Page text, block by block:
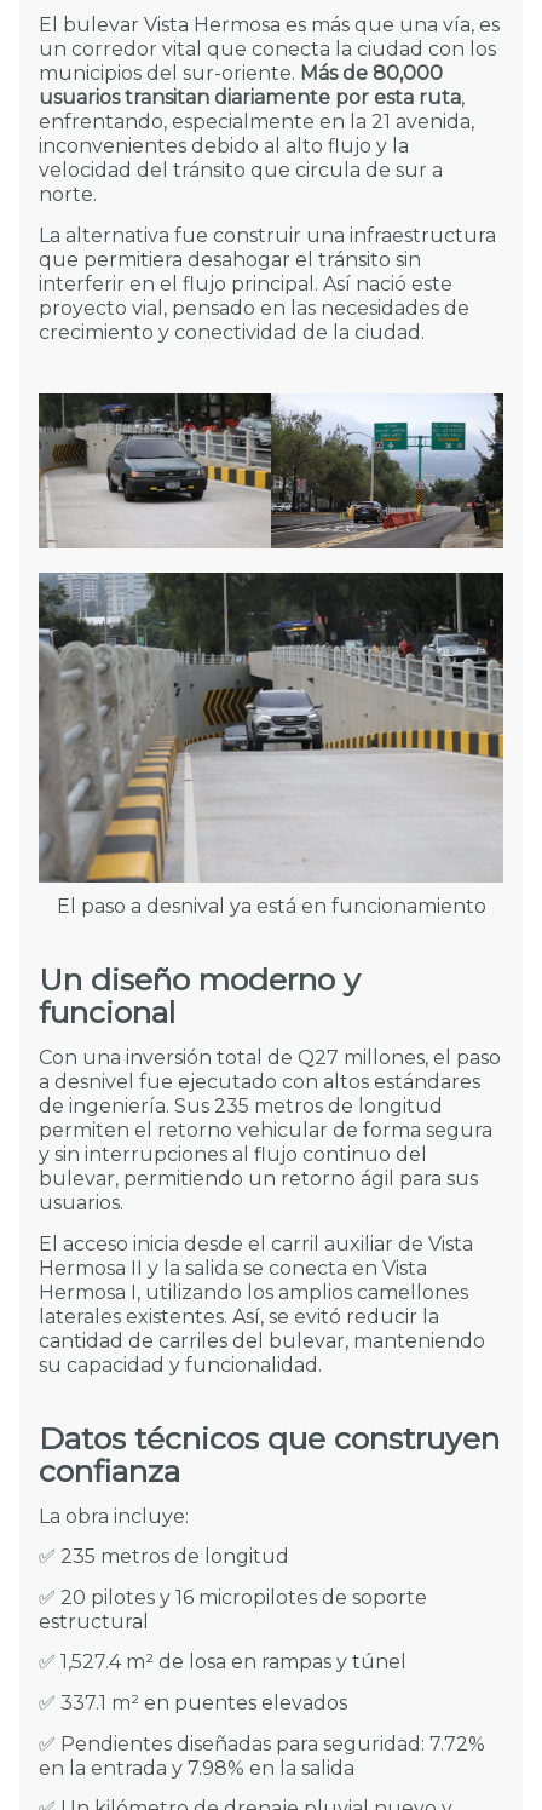
El bulevar Vista Hermosa es más que una vía, es
un corredor vital que conecta la ciudad con los
municipios del sur-oriente. Más de 80,000
usuarios transitan diariamente por esta ruta,
enfrentando, especialmente en la 21 avenida,
inconvenientes debido al alto flujo y la
velocidad del tránsito que circula de sur a
norte.
La alternativa fue construir una infraestructura
que permitiera desahogar el tránsito sin
interferir en el flujo principal. Así nació este
proyecto vial, pensado en las necesidades de
crecimiento y conectividad de la ciudad.
El paso a desnival ya está en funcionamiento
Un diseño moderno y
funcional
Con una inversión total de Q27 millones, el paso
a desnivel fue ejecutado con altos estándares
de ingeniería. Sus 235 metros de longitud
permiten el retorno vehicular de forma segura
y sin interrupciones al flujo continuo del
bulevar, permitiendo un retorno ágil para sus
usuarios.
El acceso inicia desde el carril auxiliar de Vista
Hermosa II y la salida se conecta en Vista
Hermosa I, utilizando los amplios camellones
laterales existentes. Así, se evitó reducir la
cantidad de carriles del bulevar, manteniendo
su capacidad y funcionalidad.
Datos técnicos que construyen
confianza
La obra incluye:
✅ 235 metros de longitud
✅ 20 pilotes y 16 micropilotes de soporte
estructural
✅ 1,527.4 m² de losa en rampas y túnel
✅ 337.1 m² en puentes elevados
✅ Pendientes diseñadas para seguridad: 7.72%
en la entrada y 7.98% en la salida